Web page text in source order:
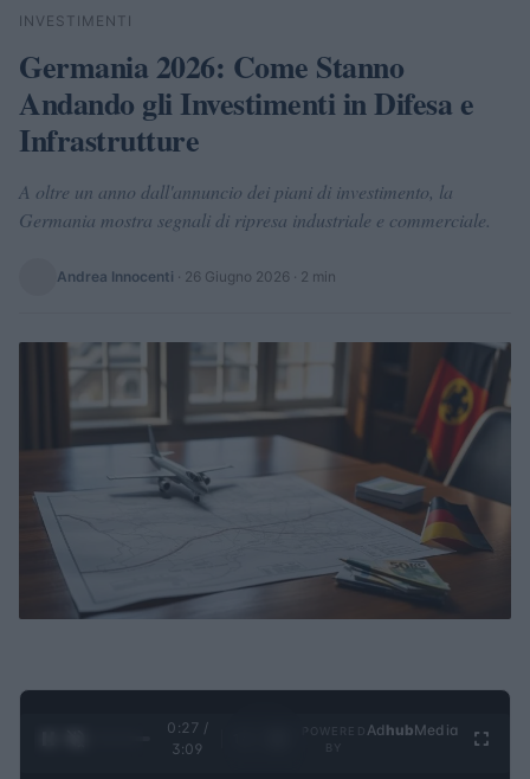
Cerca
INVESTIMENTI
Germania 2026: Come Stanno
Andando gli Investimenti in Difesa e
Infrastrutture
A oltre un anno dall'annuncio dei piani di investimento, la
Germania mostra segnali di ripresa industriale e commerciale.
Andrea Innocenti · 26 Giugno 2026 · 2 min
0:28 /
3:09
Ad hubMedia